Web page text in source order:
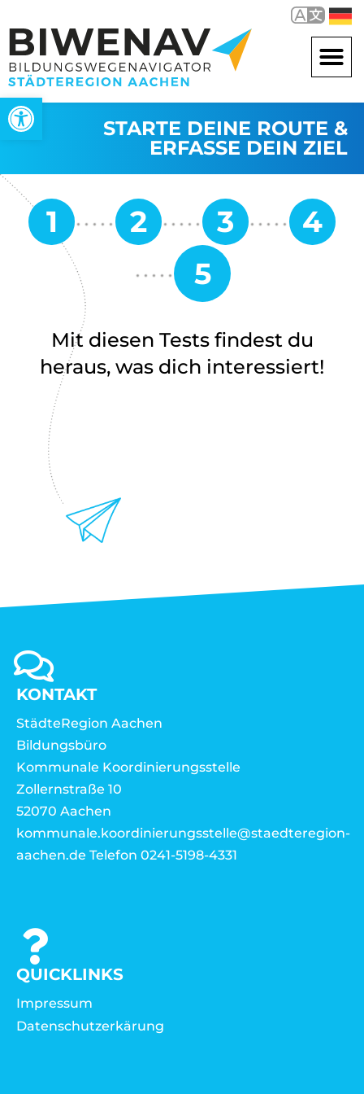
Werkzeugleiste öffnen
STARTE DEINE ROUTE &
ERFASSE DEIN ZIEL
Mit diesen Tests findest du
heraus, was dich interessiert!
KONTAKT
StädteRegion Aachen
Bildungsbüro
Kommunale Koordinierungsstelle
Zollernstraße 10
52070 Aachen
kommunale.koordinierungsstelle@staedteregion-
aachen.de Telefon 0241-5198-4331
QUICKLINKS
Impressum
Datenschutzerkärung